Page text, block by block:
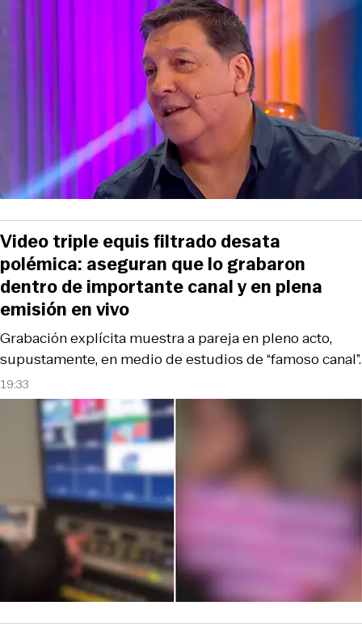
19:33
Grabación explícita muestra a pareja en pleno acto,
supustamente, en medio de estudios de “famoso canal”.
Video triple equis filtrado desata
polémica: aseguran que lo grabaron
dentro de importante canal y en plena
emisión en vivo